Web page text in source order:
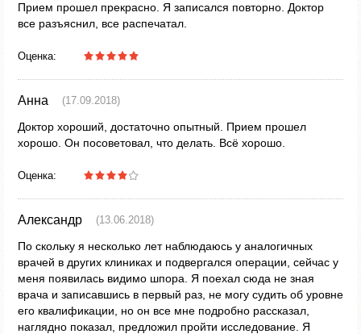
Прием прошел прекрасно. Я записался повторно. Доктор
все разъяснил, все распечатал.
Оценка:
Анна (17.09.2018)
Доктор хороший, достаточно опытный. Прием прошел
хорошо. Он посоветовал, что делать. Всё хорошо.
Оценка:
Александр (13.06.2018)
По скольку я несколько лет наблюдаюсь у аналогичных
врачей в других клиниках и подвергался операции, сейчас у
меня появилась видимо шпора. Я поехал сюда не зная
врача и записавшись в первый раз, не могу судить об уровне
его квалификации, но он все мне подробно рассказал,
наглядно показал, предложил пройти исследование. Я